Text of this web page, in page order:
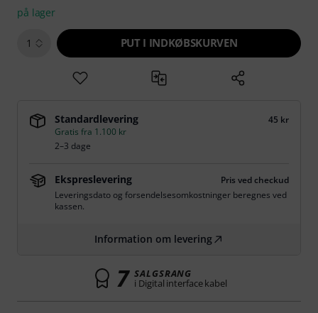
på lager
1 PUT I INDKØBSKURVEN
Standardlevering
45 kr
Gratis fra 1.100 kr
2–3 dage
Ekspreslevering
Pris ved checkud
Leveringsdato og forsendelsesomkostninger beregnes ved
kassen.
Information om levering
7 SALGSRANG
i Digital interface kabel